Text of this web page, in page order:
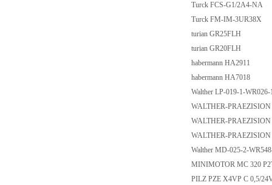
Turck FCS-G1/2A4-NA
Turck FM-IM-3UR38X
turian GR25FLH
turian GR20FLH
habermann HA2911
habermann HA7018
Walther LP-019-1-
WALTHER-
WALTHER-
WALTHER-
Walther MD-025-2-
MINIMOTOR MC 320
PILZ PZE X4VP C 0,5/